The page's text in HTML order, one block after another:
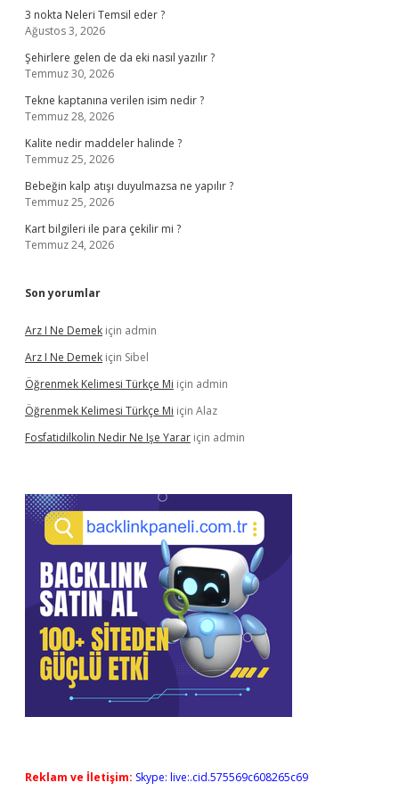
3 nokta Neleri Temsil eder ?
Ağustos 3, 2026
Şehirlere gelen de da eki nasıl yazılır ?
Temmuz 30, 2026
Tekne kaptanına verilen isim nedir ?
Temmuz 28, 2026
Kalite nedir maddeler halinde ?
Temmuz 25, 2026
Bebeğin kalp atışı duyulmazsa ne yapılır ?
Temmuz 25, 2026
Kart bilgileri ile para çekilir mi ?
Temmuz 24, 2026
Son yorumlar
Arz I Ne Demek için admin
Arz I Ne Demek için Sibel
Öğrenmek Kelimesi Türkçe Mi için admin
Öğrenmek Kelimesi Türkçe Mi için Alaz
Fosfatidilkolin Nedir Ne Işe Yarar için admin
Reklam ve İletişim: Skype: live:.cid.575569c608265c69